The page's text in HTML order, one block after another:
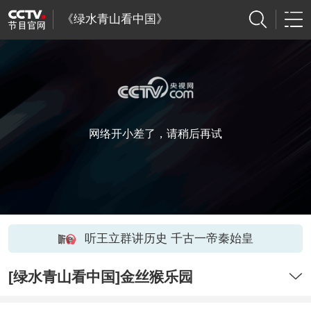
《绿水青山看中国》
网络开小差了，请稍后再试
听王立群讲历史 千古一帝秦始皇
[绿水青山看中国]金丝猴乐园